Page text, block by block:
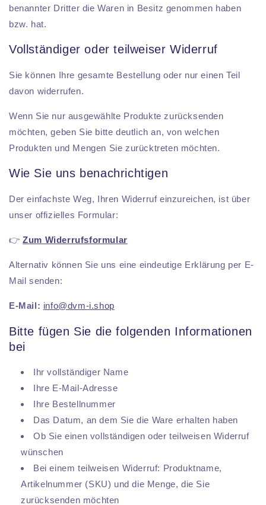
benannter Dritter die Waren in Besitz genommen haben
bzw. hat.
Vollständiger oder teilweiser Widerruf
Sie können Ihre gesamte Bestellung oder nur einen Teil
davon widerrufen.
Wenn Sie nur ausgewählte Produkte zurücksenden
möchten, geben Sie bitte deutlich an, von welchen
Produkten und Mengen Sie zurücktreten möchten.
Wie Sie uns benachrichtigen
Der einfachste Weg, Ihren Widerruf einzureichen, ist über
unser offizielles Formular:
👉Zum Widerrufsformular
Alternativ können Sie uns eine eindeutige Erklärung per E-
Mail senden:
E-Mail: info@dvm-i.shop
Bitte fügen Sie die folgenden Informationen
bei
Ihr vollständiger Name
Ihre E-Mail-Adresse
Ihre Bestellnummer
Das Datum, an dem Sie die Ware erhalten haben
Ob Sie einen vollständigen oder teilweisen Widerruf
wünschen
Bei einem teilweisen Widerruf: Produktname,
Artikelnummer (SKU) und die Menge, die Sie
zurücksenden möchten